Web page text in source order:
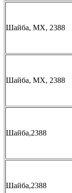
Шайба, MX, 2388
Шайба, MX, 2388
Шайба,2388
Шайба,2388